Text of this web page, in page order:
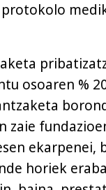
osoaren %
zaie
ekarpenei,
horiek